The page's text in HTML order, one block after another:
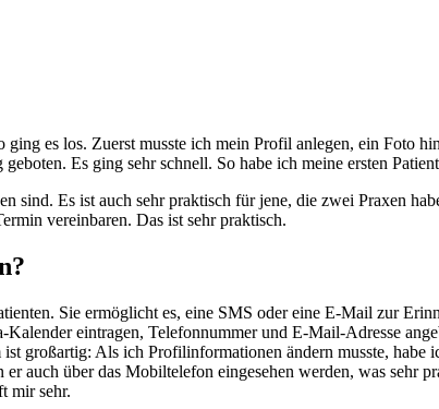
es los. Zuerst musste ich mein Profil anlegen, ein Foto
Es ging sehr schnell. So habe ich meine ersten
sind. Es ist auch sehr praktisch für jene, die zwei Praxen
vereinbaren. Das ist sehr praktisch.
Sie ermöglicht es, eine SMS oder eine E-Mail zur
eintragen, Telefonnummer und E-Mail-Adresse
großartig: Als ich Profilinformationen ändern musste,
auch über das Mobiltelefon eingesehen werden, was sehr
mir sehr.